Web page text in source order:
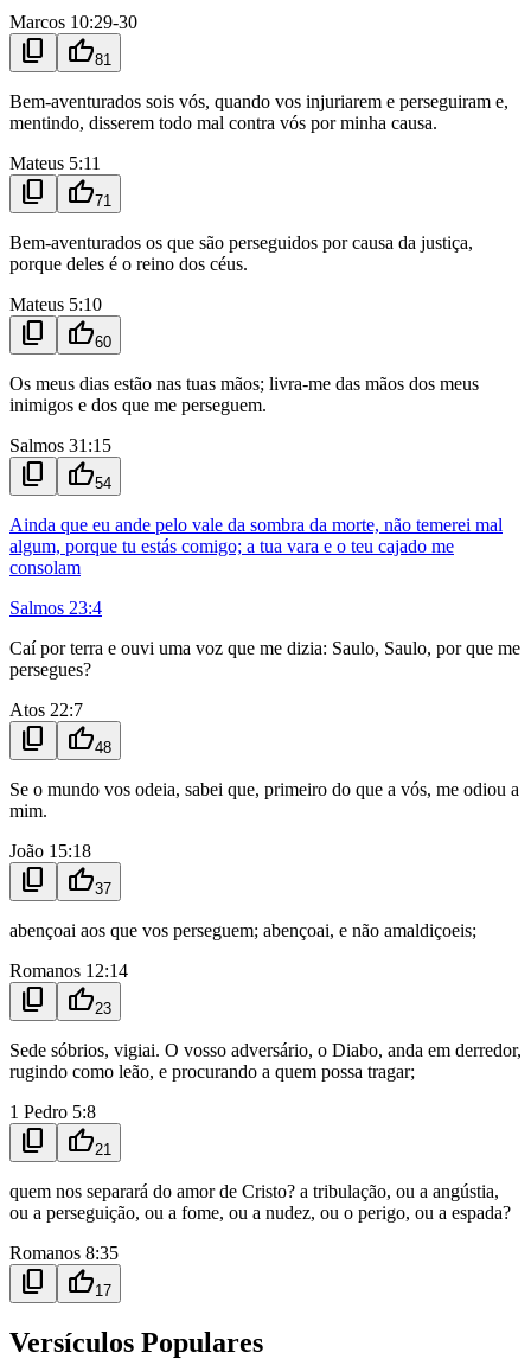
Marcos 10:29-30
content_copy thumb_up81
Bem-aventurados sois vós, quando vos injuriarem e perseguiram e,
mentindo, disserem todo mal contra vós por minha causa.
Mateus 5:11
content_copy thumb_up71
Bem-aventurados os que são perseguidos por causa da justiça,
porque deles é o reino dos céus.
Mateus 5:10
content_copy thumb_up60
Os meus dias estão nas tuas mãos; livra-me das mãos dos meus
inimigos e dos que me perseguem.
Salmos 31:15
content_copy thumb_up54
Ainda que eu ande pelo vale da sombra da morte, não temerei mal
algum, porque tu estás comigo; a tua vara e o teu cajado me
consolam
Salmos 23:4
Caí por terra e ouvi uma voz que me dizia: Saulo, Saulo, por que me
persegues?
Atos 22:7
content_copy thumb_up48
Se o mundo vos odeia, sabei que, primeiro do que a vós, me odiou a
mim.
João 15:18
content_copy thumb_up37
abençoai aos que vos perseguem; abençoai, e não amaldiçoeis;
Romanos 12:14
content_copy thumb_up23
Sede sóbrios, vigiai. O vosso adversário, o Diabo, anda em derredor,
rugindo como leão, e procurando a quem possa tragar;
1 Pedro 5:8
content_copy thumb_up21
quem nos separará do amor de Cristo? a tribulação, ou a angústia,
ou a perseguição, ou a fome, ou a nudez, ou o perigo, ou a espada?
Romanos 8:35
content_copy thumb_up17
Versículos Populares